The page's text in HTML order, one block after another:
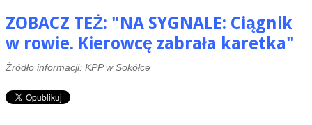
ZOBACZ TEŻ: "NA SYGNALE: Ciągnik
w rowie. Kierowcę zabrała karetka"
Źródło informacji: KPP w Sokółce